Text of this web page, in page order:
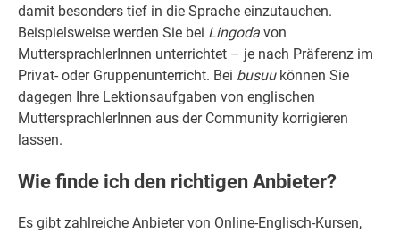
damit besonders tief in die Sprache einzutauchen.
Beispielsweise werden Sie bei Lingoda von
MuttersprachlerInnen unterrichtet – je nach Präferenz im
Privat- oder Gruppenunterricht. Bei busuukönnen Sie
dagegen Ihre Lektionsaufgaben von englischen
MuttersprachlerInnen aus der Community korrigieren
lassen.
Wie finde ich den richtigen Anbieter?
Es gibt zahlreiche Anbieter von Online-Englisch-Kursen,